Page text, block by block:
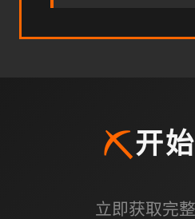
⛏️开
立即获取完